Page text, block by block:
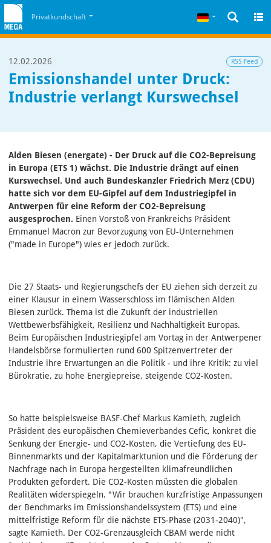
Zum Cookiehinweis
Privatkundschaft Deutsch
12.02.2026 RSS Feed
Emissionshandel unter Druck:
Industrie verlangt Kurswechsel
Alden Biesen (energate) - Der Druck auf die CO2-Bepreisung
in Europa (ETS 1) wächst. Die Industrie drängt auf einen
Kurswechsel. Und auch Bundeskanzler Friedrich Merz (CDU)
hatte sich vor dem EU-Gipfel auf dem Industriegipfel in
Antwerpen für eine Reform der CO2-Bepreisung
ausgesprochen. Einen Vorstoß von Frankreichs Präsident
Emmanuel Macron zur Bevorzugung von EU-Unternehmen
("made in Europe") wies er jedoch zurück.
Die 27 Staats- und Regierungschefs der EU ziehen sich derzeit zu
einer Klausur in einem Wasserschloss im flämischen Alden
Biesen zurück. Thema ist die Zukunft der industriellen
Wettbewerbsfähigkeit, Resilienz und Nachhaltigkeit Europas.
Beim Europäischen Industriegipfel am Vortag in der Antwerpener
Handelsbörse formulierten rund 600 Spitzenvertreter der
Industrie ihre Erwartungen an die Politik - und ihre Kritik: zu viel
Bürokratie, zu hohe Energiepreise, steigende CO2-Kosten.
So hatte beispielsweise BASF-Chef Markus Kamieth, zugleich
Präsident des europäischen Chemieverbandes Cefic, konkret die
Senkung der Energie- und CO2-Kosten, die Vertiefung des EU-
Binnenmarkts und der Kapitalmarktunion und die Förderung der
Nachfrage nach in Europa hergestellten klimafreundlichen
Produkten gefordert. Die CO2-Kosten müssten die globalen
Realitäten widerspiegeln. "Wir brauchen kurzfristige Anpassungen
der Benchmarks im Emissionshandelssystem (ETS) und eine
mittelfristige Reform für die nächste ETS-Phase (2031-2040)",
sagte Kamieth. Der CO2-Grenzausgleich CBAM werde nicht